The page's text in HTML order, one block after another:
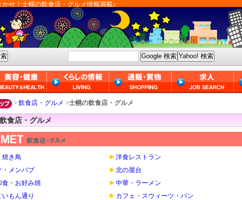
せ！士幌の飲食店・グルメ情報満載♪
> 飲食店・グルメ >士幌の飲食店・グルメ
食店・グルメ
焼き鳥
洋食レストラン
・メンパブ
北の屋台
食・お好み焼
中華・ラーメン
もん通り
カフェ・スウィーツ・パン